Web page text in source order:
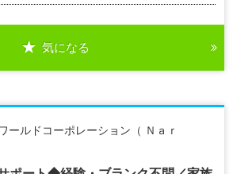
気になる
ールドコーポレーション（ Ｎａｒ